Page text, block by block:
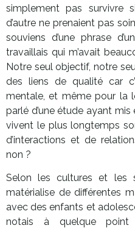
simplement pas survivre
d’autre ne prenaient pas
souviens d’une phrase
travaillais qui m’avait
Notre seul objectif, notre
des liens de qualité car
mentale, et même pour la
parlé d’une étude ayant
vivent le plus longtemps
d’interactions et de
non ?
Selon les cultures et les
matérialise de différentes
avec des enfants et
notais à quelque point